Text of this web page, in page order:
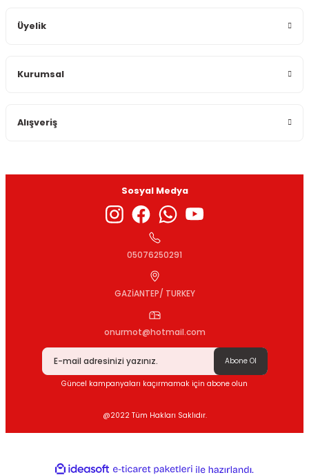
Ürün bilgilerinde hatalar bulunuyor.
Gönder
Üyelik
Kurumsal
Alışveriş
Sosyal Medya
05076250291
GAZİANTEP/ TURKEY
onurmot@hotmail.com
Abone Ol
Güncel kampanyaları kaçırmamak için abone olun
@2022 Tüm Hakları Saklıdır.
ideasoft e-